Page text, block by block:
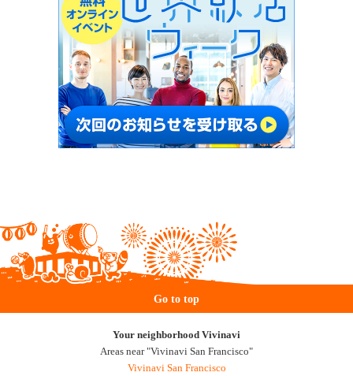
Go to top
Your neighborhood Vivinavi
Areas near "Vivinavi San Francisco"
Vivinavi San Francisco